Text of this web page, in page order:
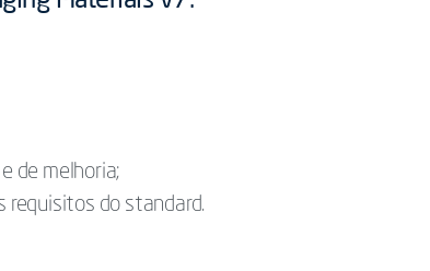
de melhoria;
requisitos do standard.